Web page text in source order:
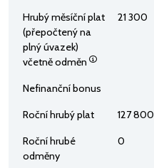
Hrubý měsíční plat
(přepočtený na
plný úvazek)
včetně odměn
21 300
Nefinanční bonus
Roční hrubý plat 127 800
Roční hrubé
odměny
0